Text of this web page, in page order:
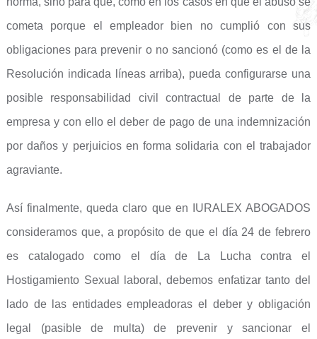
cometa porque el empleador bien no cumplió con sus
obligaciones para prevenir o no sancionó (como es el de la
Resolución indicada líneas arriba), pueda configurarse una
posible responsabilidad civil contractual de parte de la
empresa y con ello el deber de pago de una indemnización
por daños y perjuicios en forma solidaria con el trabajador
agraviante.
Así finalmente, queda claro que en IURALEX ABOGADOS
consideramos que, a propósito de que el día 24 de febrero
es catalogado como el día de La Lucha contra el
Hostigamiento Sexual laboral, debemos enfatizar tanto del
lado de las entidades empleadoras el deber y obligación
legal (pasible de multa) de prevenir y sancionar el